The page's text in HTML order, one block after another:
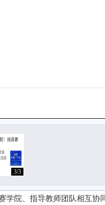
3/3
学院、指导教师团队相互